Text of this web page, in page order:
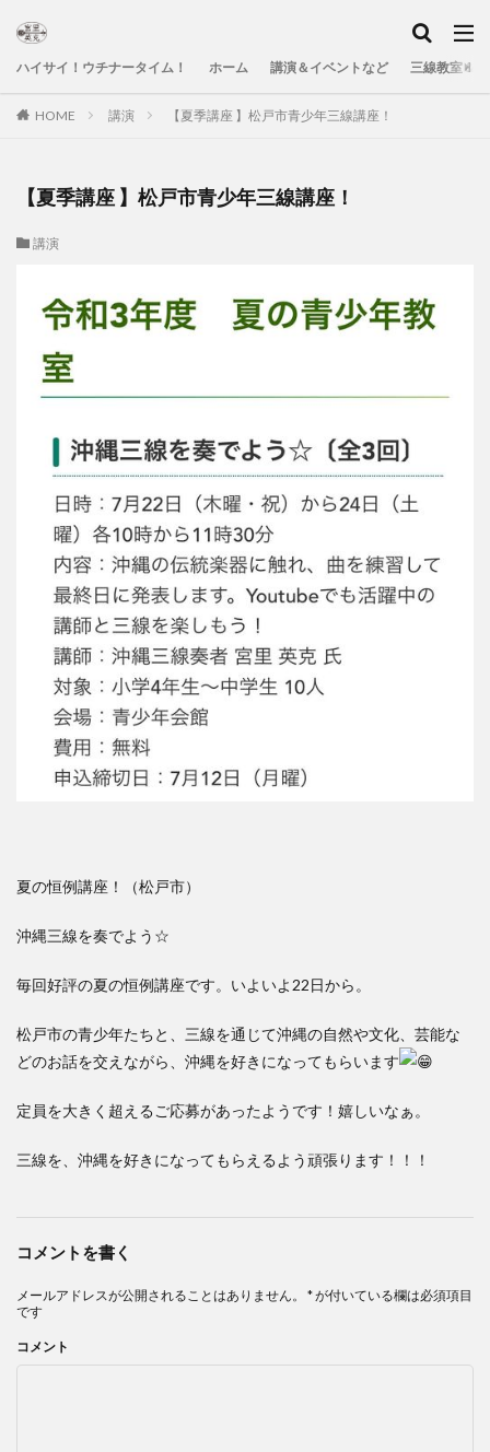
ハイサイ！ウチナータイム！ ホーム 講演＆イベントなど 三線教室＆
HOME 講演 【夏季講座 】松戸市青少年三線講座！
【夏季講座 】松戸市青少年三線講座！
講演
夏の恒例講座！（松戸市）
沖縄三線を奏でよう☆
毎回好評の夏の恒例講座です。いよいよ22日から。
松戸市の青少年たちと、三線を通じて沖縄の自然や文化、芸能な
どのお話を交えながら、沖縄を好きになってもらいます
定員を大きく超えるご応募があったようです！嬉しいなぁ。
三線を、沖縄を好きになってもらえるよう頑張ります！！！
コメントを書く
メールアドレスが公開されることはありません。 *が付いている欄は必須項目
です
コメント